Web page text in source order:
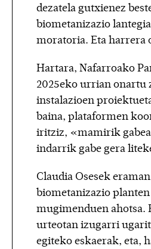
dezatela gutxienez
biometanizazio
moratoria. Eta harrera
Hartara, Nafarroako
2025eko urrian onartu
instalazioen
baina, plataformen
iritziz, «mamirik
indarrik gabe gera
Claudia Osesek
biometanizazio
mugimenduen ahotsa.
urteotan izugarri
egiteko eskaerak, eta,